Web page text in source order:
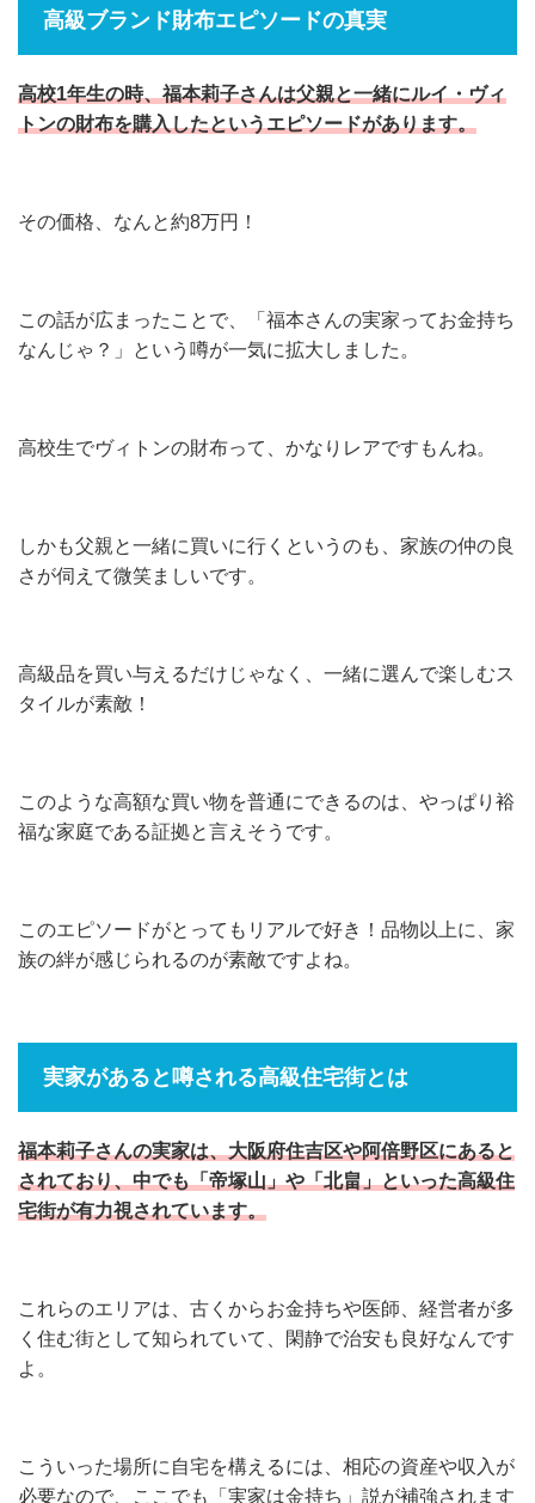
高級ブランド財布エピソードの真実
高校1年生の時、福本莉子さんは父親と一緒にルイ・ヴィ
トンの財布を購入したというエピソードがあります。
その価格、なんと約8万円！
この話が広まったことで、「福本さんの実家ってお金持ち
なんじゃ？」という噂が一気に拡大しました。
高校生でヴィトンの財布って、かなりレアですもんね。
しかも父親と一緒に買いに行くというのも、家族の仲の良
さが伺えて微笑ましいです。
高級品を買い与えるだけじゃなく、一緒に選んで楽しむス
タイルが素敵！
このような高額な買い物を普通にできるのは、やっぱり裕
福な家庭である証拠と言えそうです。
このエピソードがとってもリアルで好き！品物以上に、家
族の絆が感じられるのが素敵ですよね。
実家があると噂される高級住宅街とは
福本莉子さんの実家は、大阪府住吉区や阿倍野区にあると
されており、中でも「帝塚山」や「北畠」といった高級住
宅街が有力視されています。
これらのエリアは、古くからお金持ちや医師、経営者が多
く住む街として知られていて、閑静で治安も良好なんです
よ。
こういった場所に自宅を構えるには、相応の資産や収入が
必要なので、ここでも「実家は金持ち」説が補強されます